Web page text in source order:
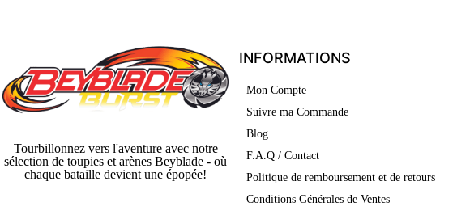
Tourbillonnez vers l'aventure avec notre
sélection de toupies et arènes Beyblade - où
chaque bataille devient une épopée!
INFORMATIONS
Mon Compte
Suivre ma Commande
Blog
F.A.Q / Contact
Politique de remboursement et de retours
Conditions Générales de Ventes